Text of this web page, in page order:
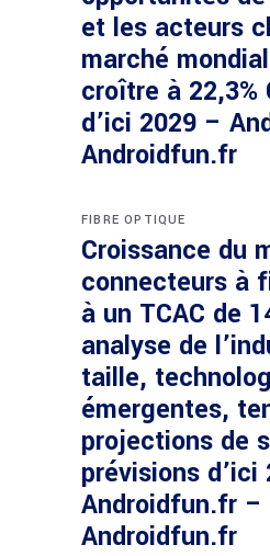
et les acteurs
marché
croître à 22,3%
d’ici 2029 –
Androidfun.fr
FIBRE OPTIQUE
Croissance du
connecteurs à
à un TCAC de
analyse de
taille,
émergentes,
projections de
prévisions d’ici
Androidfun.fr –
Androidfun.fr